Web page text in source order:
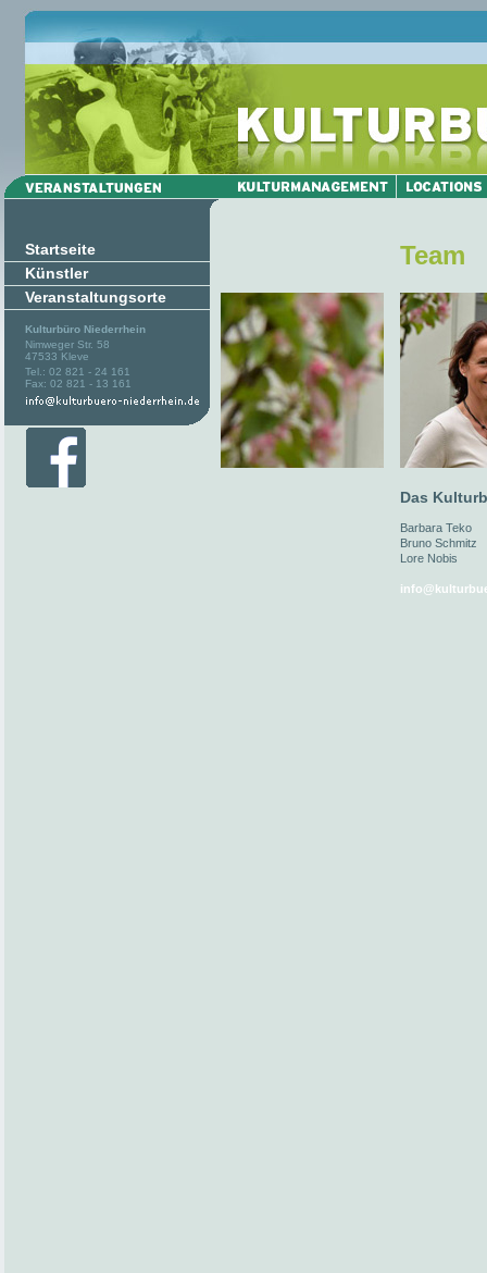
Startseite
Künstler
Veranstaltungsorte
Kulturbüro Niederrhein
Nimweger Str. 58
47533 Kleve
Tel.: 02 821 - 24 161
Fax: 02 821 - 13 161
Team
Das
Barbara Teko
Bruno Schmitz
Lore Nobis